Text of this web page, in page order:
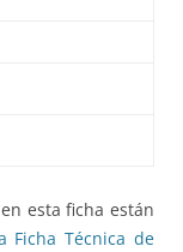
esta ficha están
Ficha Técnica de